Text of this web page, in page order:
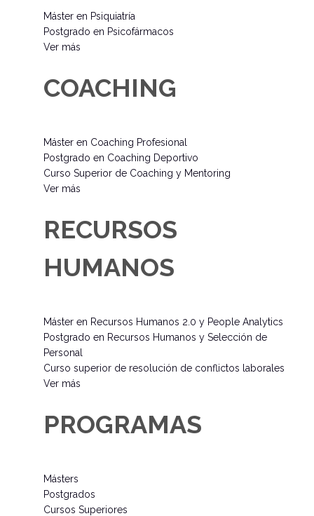
Máster en Psiquiatría
Postgrado en Psicofármacos
Ver más
COACHING
Máster en Coaching Profesional
Postgrado en Coaching Deportivo
Curso Superior de Coaching y Mentoring
Ver más
RECURSOS
HUMANOS
Máster en Recursos Humanos 2.0 y People Analytics
Postgrado en Recursos Humanos y Selección de
Personal
Curso superior de resolución de conflictos laborales
Ver más
PROGRAMAS
Másters
Postgrados
Cursos Superiores